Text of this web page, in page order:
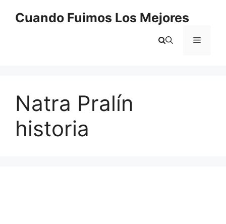
Cuando Fuimos Los Mejores
Menú
Natra Pralín
historia